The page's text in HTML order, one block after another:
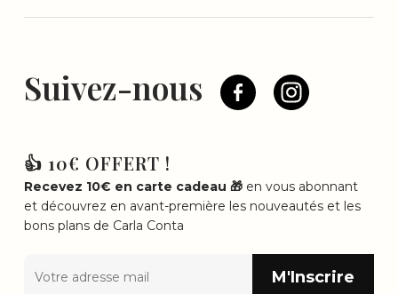
Suivez-nous
👍 10€ OFFERT !
Recevez 10€ en carte cadeau 🎁en vous abonnant
et découvrez en avant-première les nouveautés et les
bons plans de Carla Conta